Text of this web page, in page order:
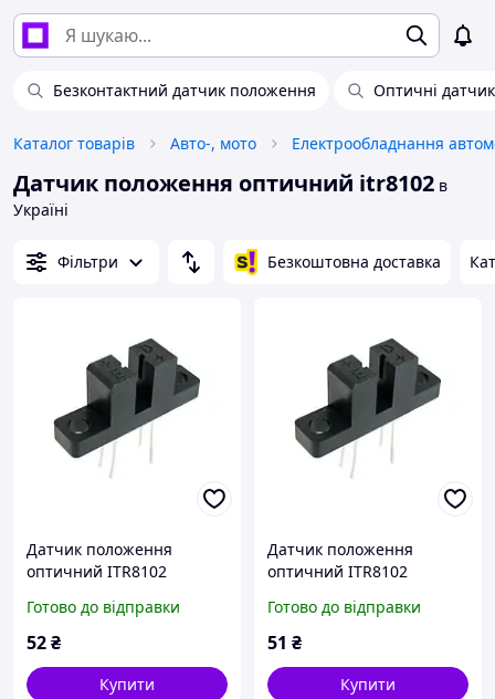
Безконтактний датчик положення Оптичні
Каталог товарів Авто-, мото Електрообладнання
Датчик положення оптичний itr8102 в
Україні
Фільтри Безкоштовна доставка
Датчик положення
оптичний ITR8102
Готово до відправки
52₴
Купити
Датчик положення
оптичний ITR8102
Готово до відправки
51 ₴
Купити